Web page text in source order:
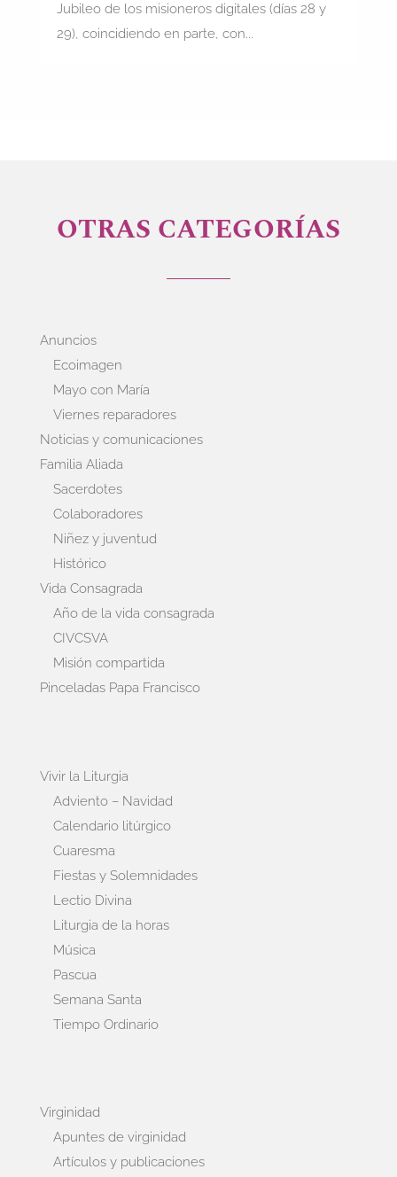
Jubileo de los misioneros digitales (días 28 y
29), coincidiendo en parte, con...
OTRAS CATEGORÍAS
Anuncios
Ecoimagen
Mayo con María
Viernes reparadores
Noticias y comunicaciones
Familia Aliada
Sacerdotes
Colaboradores
Niñez y juventud
Histórico
Vida Consagrada
Año de la vida consagrada
CIVCSVA
Misión compartida
Pinceladas Papa Francisco
Vivir la Liturgia
Adviento – Navidad
Calendario litúrgico
Cuaresma
Fiestas y Solemnidades
Lectio Divina
Liturgia de la horas
Música
Pascua
Semana Santa
Tiempo Ordinario
Virginidad
Apuntes de virginidad
Artículos y publicaciones